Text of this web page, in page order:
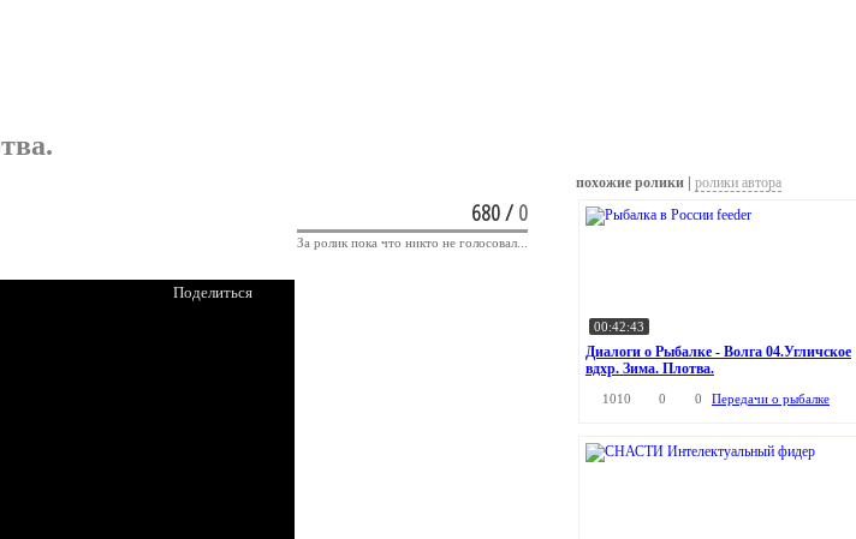
Поделиться
680/0
За ролик пока что никто не голосовал...
похожие ролики | ролики автора
00:42:43
Диалоги о Рыбалке - Волга 04.Угличское
вдхр. Зима. Плотва.
1010 0 0 Передачи о рыбалке